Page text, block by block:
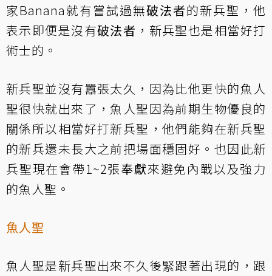
家Banana就有嘗試過無破法者的新兵聖，他
表示即便是沒有破法者 ，新兵聖也是相當好打
術士的。
新兵聖並沒有囂張太久，因為比他更快的魚人
聖很快就出來了，魚人聖因為前期生物優良的
關係所以相當好打新兵聖，他們能夠在新兵聖
的新兵還未長大之前把場面穩固好。也因此新
兵聖現在會帶1~2張奉獻來避免內戰以及強力
的魚人聖。
魚人聖
魚人聖是新兵聖出來不久後緊跟著出現的，跟